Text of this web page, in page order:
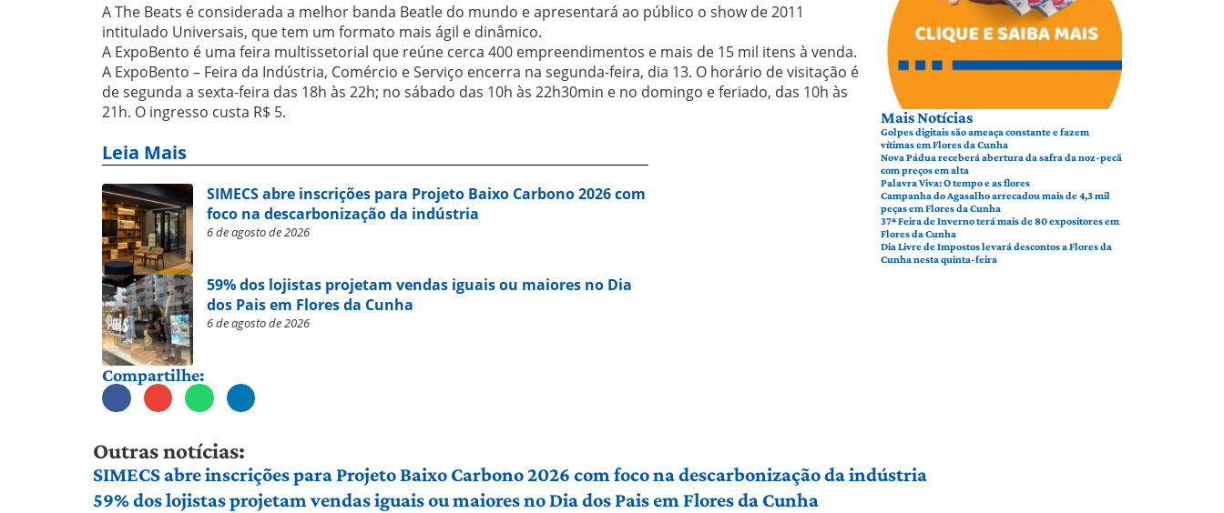
A The Beats é considerada a melhor banda Beatle do mundo e apresentará ao público o show de 2011
intitulado Universais, que tem um formato mais ágil e dinâmico.
A ExpoBento é uma feira multissetorial que reúne cerca 400 empreendimentos e mais de 15 mil itens à venda.
A ExpoBento – Feira da Indústria, Comércio e Serviço encerra na segunda-feira, dia 13. O horário de visitação é
de segunda a sexta-feira das 18h às 22h; no sábado das 10h às 22h30min e no domingo e feriado, das 10h às
21h. O ingresso custa R$ 5.
Leia Mais
SIMECS abre inscrições para Projeto Baixo Carbono 2026 com
foco na descarbonização da indústria
6 de agosto de 2026
59% dos lojistas projetam vendas iguais ou maiores no Dia
dos Pais em Flores da Cunha
6 de agosto de 2026
Compartilhe:
Mais Notícias
Golpes digitais são ameaça constante e fazem
vítimas em Flores da Cunha
Nova Pádua receberá abertura da safra da noz-pecã
com preços em alta
Palavra Viva: O tempo e as flores
Campanha do Agasalho arrecadou mais de 4,3 mil
peças em Flores da Cunha
37ª Feira de Inverno terá mais de 80 expositores em
Flores da Cunha
Dia Livre de Impostos levará descontos a Flores da
Cunha nesta quinta-feira
Outras notícias:
SIMECS abre inscrições para Projeto Baixo Carbono 2026 com foco na descarbonização da indústria
59% dos lojistas projetam vendas iguais ou maiores no Dia dos Pais em Flores da Cunha